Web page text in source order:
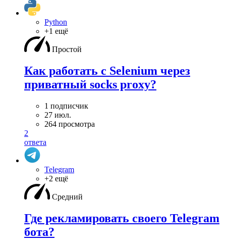
Python
+1 ещё
Простой
Как работать с Selenium через
приватный socks proxy?
1 подписчик
27 июл.
264 просмотра
2
ответа
Telegram
+2 ещё
Средний
Где рекламировать своего Telegram
бота?